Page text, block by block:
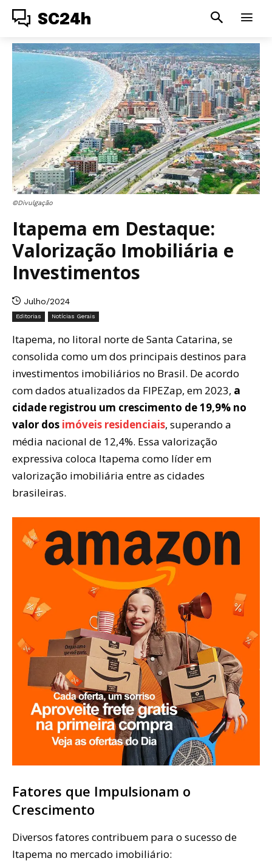
SC24h
©Divulgação
Itapema em Destaque:
Valorização Imobiliária e
Investimentos
Julho/2024
Editorias Notícias Gerais
Itapema, no litoral norte de Santa Catarina, se
consolida como um dos principais destinos para
investimentos imobiliários no Brasil. De acordo
com dados atualizados da FIPEZap, em 2023, a
cidade registrou um crescimento de 19,9% no
valor dos imóveis residenciais, superando a
média nacional de 12,4%. Essa valorização
expressiva coloca Itapema como líder em
valorização imobiliária entre as cidades
brasileiras.
Fatores que Impulsionam o
Crescimento
Diversos fatores contribuem para o sucesso de
Itapema no mercado imobiliário: